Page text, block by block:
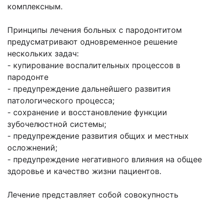
комплексным.
Принципы лечения больных с пародонтитом
предусматривают одновременное решение
нескольких задач:
- купирование воспалительных процессов в
пародонте
- предупреждение дальнейшего развития
патологического процесса;
- сохранение и восстановление функции
зубочелюстной системы;
- предупреждение развития общих и местных
осложнений;
- предупреждение негативного влияния на общее
здоровье и качество жизни пациентов.
Лечение представляет собой совокупность